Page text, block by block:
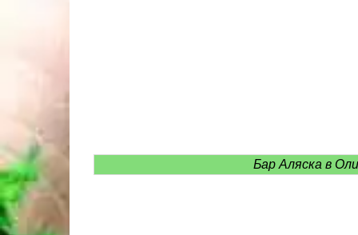
Бар Аляска в